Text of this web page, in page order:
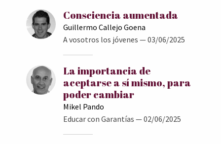
Consciencia aumentada
Guillermo Callejo Goena
A vosotros los jóvenes — 03/06/2025
La importancia de
aceptarse a sí mismo, para
poder cambiar
Mikel Pando
Educar con Garantías — 02/06/2025